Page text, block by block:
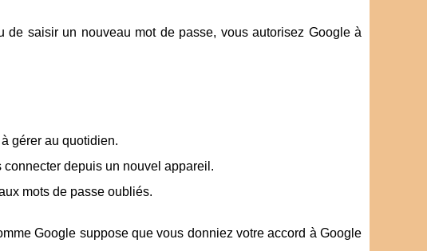
de saisir un nouveau mot de passe, vous autorisez Google à
gérer au quotidien.
depuis un nouvel appareil.
mots de passe oubliés.
Google suppose que vous donniez votre accord à Google